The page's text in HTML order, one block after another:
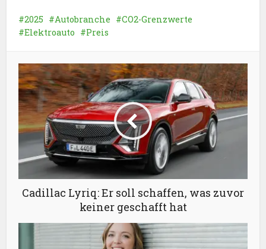
2025 Autobranche
CO2-Grenzwerte
Elektroauto
Preis
Cadillac Lyriq: Er soll schaffen, was zuvor
keiner geschafft hat